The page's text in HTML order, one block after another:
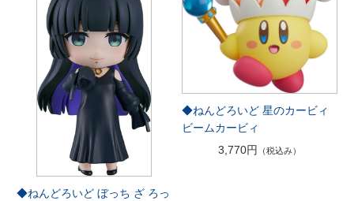
◆ねんどろいど ぼっち ざ ろっ
◆ねんどろいど 星のカービィ
ビームカービィ
3,770円
（税込み）